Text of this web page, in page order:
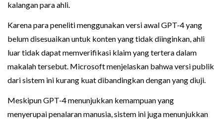
kalangan para ahli.
Karena para peneliti menggunakan versi awal GPT-4 yang
belum disesuaikan untuk konten yang tidak diinginkan, ahli
luar tidak dapat memverifikasi klaim yang tertera dalam
makalah tersebut. Microsoft menjelaskan bahwa versi publik
dari sistem ini kurang kuat dibandingkan dengan yang diuji.
Meskipun GPT-4 menunjukkan kemampuan yang
menyerupai penalaran manusia, sistem ini juga menunjukkan